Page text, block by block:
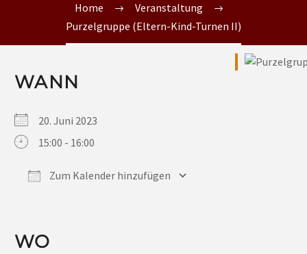
Home
Veranstaltung
Purzelgruppe (Eltern-Kind-Turnen II)
WANN
20. Juni 2023
15:00 - 16:00
Zum Kalender hinzufügen
WO